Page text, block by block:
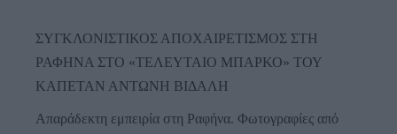
ΣΥΓΚΛΟΝΙΣΤΙΚΟΣ ΑΠΟΧΑΙΡΕΤΙΣΜΟΣ ΣΤΗ
ΡΑΦΗΝΑ ΣΤΟ «ΤΕΛΕΥΤΑΙΟ ΜΠΑΡΚΟ» ΤΟΥ
ΚΑΠΕΤΑΝ ΑΝΤΩΝΗ ΒΙΔΑΛΗ
Απαράδεκτη εμπειρία στη Ραφήνα. Φωτογραφίες από